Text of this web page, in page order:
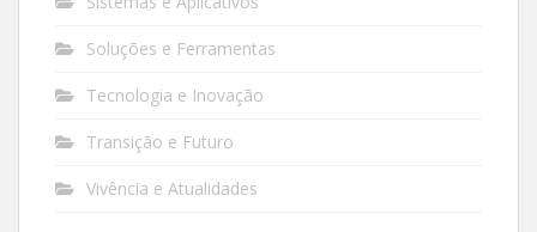
Soluções e Ferramentas
Tecnologia e Inovação
Transição e Futuro
Vivência e Atualidades